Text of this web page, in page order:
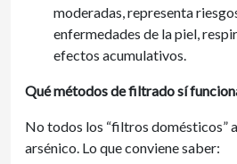
moderadas, representa
enfermedades de la piel,
efectos acumulativos.
Qué métodos de filtrado sí
No todos los “filtros domésticos”
arsénico. Lo que conviene saber: